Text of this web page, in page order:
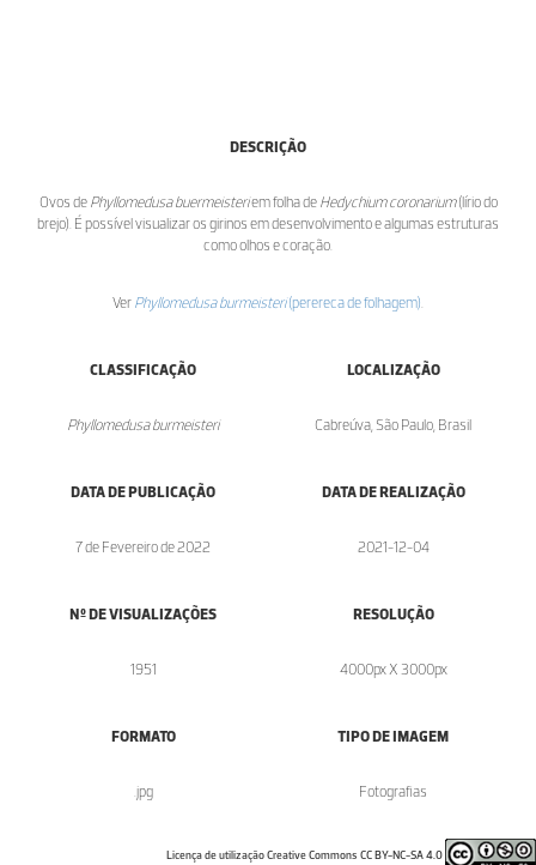
DESCRIÇÃO
Ovos de Phyllomedusa buermeisteriem folha de Hedychium coronarium(lírio do
brejo). É possível visualizar os girinos em desenvolvimento e algumas estruturas
como olhos e coração.
Ver Phyllomedusa burmeisteri(perereca de folhagem).
CLASSIFICAÇÃO
Phyllomedusa burmeisteri
LOCALIZAÇÃO
Cabreúva, São Paulo, Brasil
DATA DE PUBLICAÇÃO
7 de Fevereiro de 2022
DATA DE REALIZAÇÃO
2021-12-04
Nº DE VISUALIZAÇÕES
1951
RESOLUÇÃO
4000px X 3000px
FORMATO
.jpg
TIPO DE IMAGEM
Fotografias
Licença de utilização Creative Commons CC BY-NC-SA 4.0